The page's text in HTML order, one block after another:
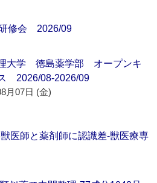
修会 2026/09
大学 徳島薬学部 オープンキ
2026/08-2026/09
月07日 (金)
医師と薬剤師に認識差‐獣医療専